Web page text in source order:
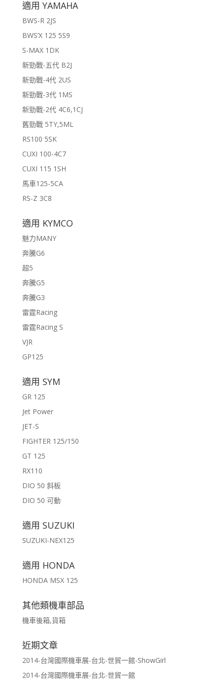
適用 YAMAHA
BWS-R 2JS
BWS’X 125 5S9
S-MAX 1DK
新勁戰-五代 B2J
新勁戰-4代 2US
新勁戰-3代 1MS
新勁戰-2代 4C6,1CJ
舊勁戰 5TY,5ML
RS100 5SK
CUXI 100-4C7
CUXI 115 1SH
馬車125-5CA
RS-Z 3C8
適用 KYMCO
魅力MANY
奔騰G6
超5
奔騰G5
奔騰G3
雷霆Racing
雷霆Racing S
VJR
GP125
適用 SYM
GR 125
Jet Power
JET-S
FIGHTER 125/150
GT 125
RX110
DIO 50 斜板
DIO 50 可動
適用 SUZUKI
SUZUKI-NEX125
適用 HONDA
HONDA MSX 125
其他類機車部品
機車後箱,貨箱
近期文章
2014-台灣國際機車展-台北-世貿一館-ShowGirl
2014-台灣國際機車展-台北-世貿一館